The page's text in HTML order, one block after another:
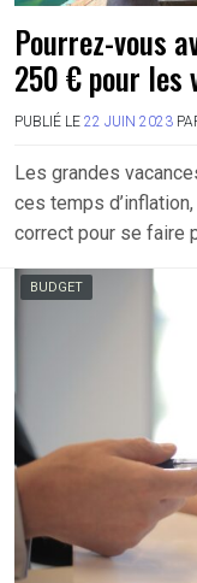
Pourrez-vous
250 € pour les
PUBLIÉ LE 22 JUIN 2023
Les grandes
ces temps
correct pour se faire
BUDGET